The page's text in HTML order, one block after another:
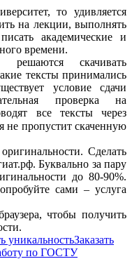
то удивляется
на лекции, выполнять
академические и
времени.
решаются скачивать
тексты принимались
условие сдачи
проверка на
все тексты через
не пропустит скаченную
Сделать
Буквально за пару
до 80-90%.
сами – услуга
чтобы получить
уникальностьЗаказать
по ГОСТУ